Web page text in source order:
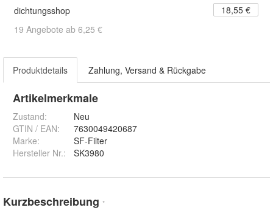
dichtungsshop
18,55 €
19 Angebote ab 6,25 €
Produktdetails Zahlung, Versand & Rückgabe
Artikelmerkmale
Zustand:
Neu
GTIN / EAN:
7630049420687
Marke:
SF-Filter
Hersteller Nr.:
SK3980
Kurzbeschreibung *